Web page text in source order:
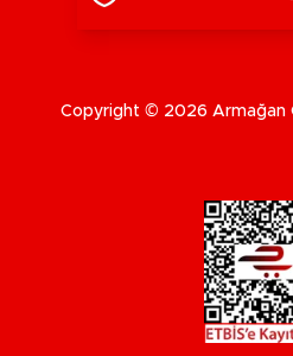
Copyright © 2026 Armağan